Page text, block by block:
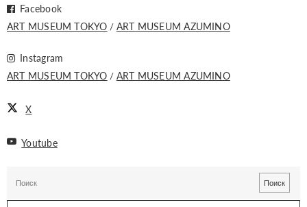
Facebook
ART MUSEUM TOKYO
ART MUSEUM AZUMINO
Instagram
ART MUSEUM TOKYO
ART MUSEUM AZUMINO
X
Youtube